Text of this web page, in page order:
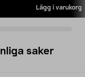
Lägg i varukorg
saker